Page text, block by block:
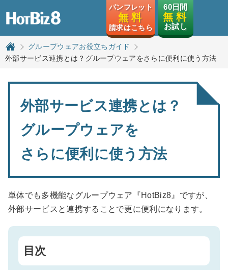
パンフレット
無 料
請求はこちら
60日間
無 料
お試し
トップページ
グループウェアお役立ちガイド
外部サービス連携とは？グループウェアをさらに便利に使う方法
外部サービス連携とは？
グループウェアを
さらに便利に使う方法
単体でも多機能なグループウェア『HotBiz8』ですが、
外部サービスと連携することで更に便利になります。
目次